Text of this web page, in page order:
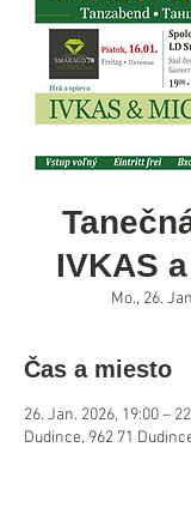
IVKAS
Mo., 26.
Čas a miesto
26. Jan. 2026, 19:00 –
Dudince, 962 71